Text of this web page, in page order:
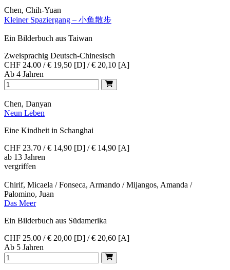
Chen, Chih-Yuan
Kleiner Spaziergang – 小鱼散步
Ein Bilderbuch aus Taiwan
Zweisprachig Deutsch-Chinesisch
CHF 24.00 / € 19,50 [D] / € 20,10 [A]
Ab 4 Jahren
Chen, Danyan
Neun Leben
Eine Kindheit in Schanghai
CHF 23.70 / € 14,90 [D] / € 14,90 [A]
ab 13 Jahren
vergriffen
Chirif, Micaela / Fonseca, Armando / Mijangos, Amanda /
Palomino, Juan
Das Meer
Ein Bilderbuch aus Südamerika
CHF 25.00 / € 20,00 [D] / € 20,60 [A]
Ab 5 Jahren